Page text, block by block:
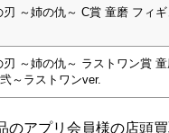
～姉の仇～ C賞 童磨 フィギ
～姉の仇～ ラストワン賞 童
～ラストワンver.
のアプリ会員様の店頭